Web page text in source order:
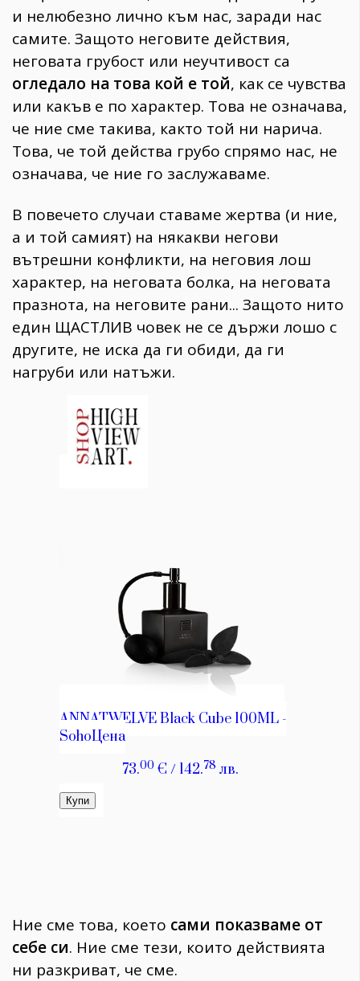
и нелюбезно лично към нас, заради нас
самите. Защото неговите действия,
неговата грубост или неучтивост са
огледало на това кой е той, как се чувства
или какъв е по характер. Това не означава,
че ние сме такива, както той ни нарича.
Това, че той действа грубо спрямо нас, не
означава, че ние го заслужаваме.
В повечето случаи ставаме жертва (и ние,
а и той самият) на някакви негови
вътрешни конфликти, на неговия лош
характер, на неговата болка, на неговата
празнота, на неговите рани... Защото нито
един ЩАСТЛИВ човек не се държи лошо с
другите, не иска да ги обиди, да ги
нагруби или натъжи.
Ние сме това, което сами показваме от
себе си. Ние сме тези, които действията
ни разкриват, че сме.